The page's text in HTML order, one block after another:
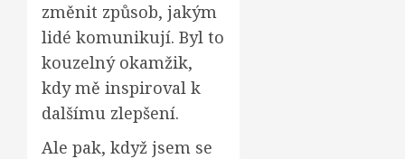
změnit způsob, jakým
lidé komunikují. Byl to
kouzelný okamžik,
kdy mě inspiroval k
dalšímu zlepšení.
Ale pak, když jsem se